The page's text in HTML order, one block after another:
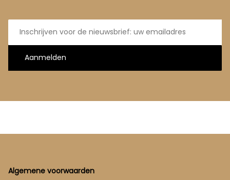
E-
mailadres
Aanmelden
Footer
Algemene voorwaarden